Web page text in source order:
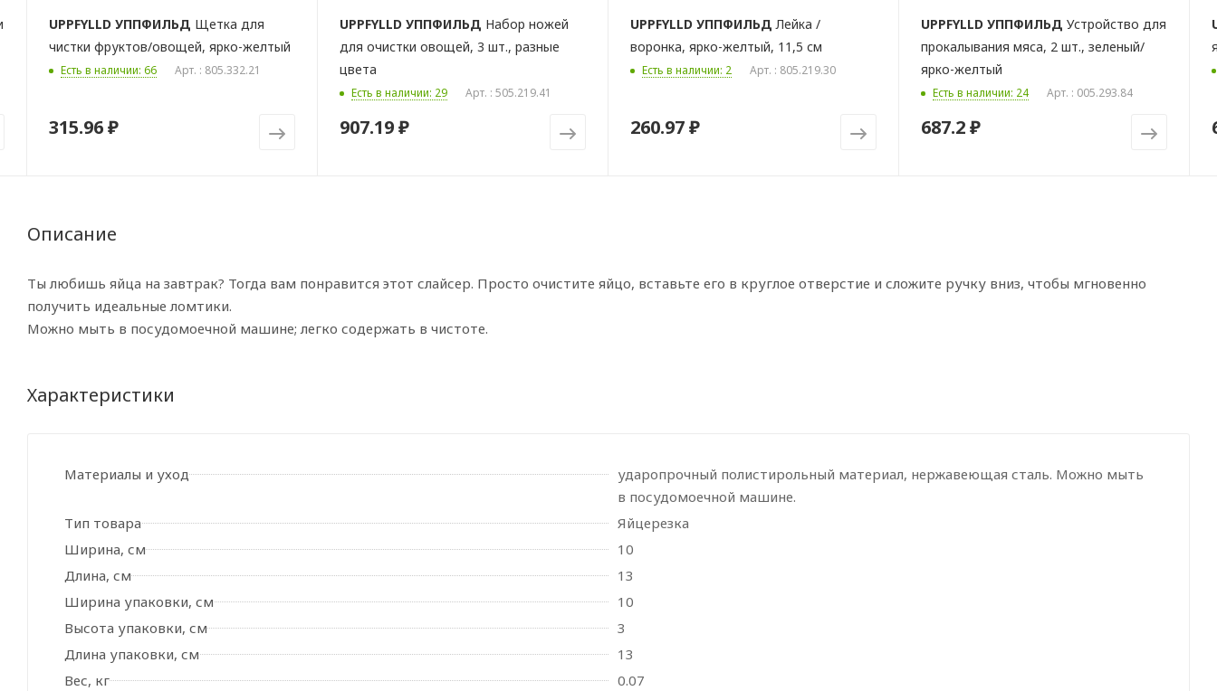
UPPFYLLD УППФИЛЬД Щетка для
чистки фруктов/овощей, ярко-желтый
Есть в наличии: 66 Арт. : 805.332.21
315.96 ₽
UPPFYLLD УППФИЛЬД Набор ножей
для очистки овощей, 3 шт., разные
цвета
Есть в наличии: 29 Арт. : 505.219.41
907.19 ₽
UPPFYLLD УППФИЛЬД Лейка /
воронка, ярко-желтый, 11,5 см
Есть в наличии: 2 Арт. : 805.219.30
260.97 ₽
UPPFYLLD УППФИЛЬД Устройство для
прокалывания мяса, 2 шт., зеленый/
ярко-желтый
Есть в наличии: 24 Арт. : 005.293.84
687.2 ₽
Описание
Ты любишь яйца на завтрак? Тогда вам понравится этот слайсер. Просто очистите яйцо, вставьте его в круглое отверстие и сложите ручку вниз, чтобы мгновенно
получить идеальные ломтики.
Можно мыть в посудомоечной машине; легко содержать в чистоте.
Характеристики
Материалы и уход
ударопрочный полистирольный материал, нержавеющая сталь. Можно мыть
в посудомоечной машине.
Тип товара
Яйцерезка
Ширина, см
10
Длина, см
13
Ширина упаковки, см
10
Высота упаковки, см
3
Длина упаковки, см
13
Вес, кг
0.07